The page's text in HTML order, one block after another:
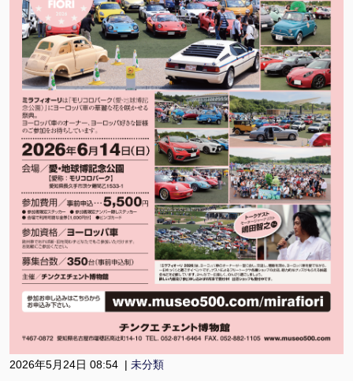
2026年5月24日 08:54 | 未分類